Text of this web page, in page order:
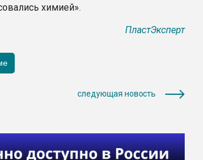
химией».
ПластЭксперт
следующая новость